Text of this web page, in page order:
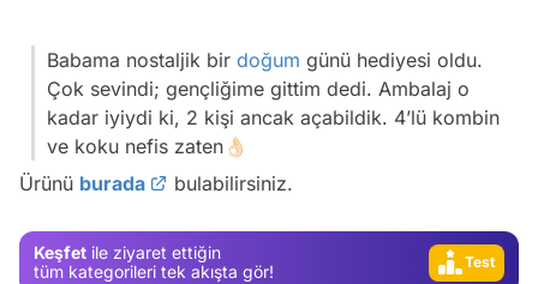
Babama nostaljik bir doğum günü hediyesi oldu.
Çok sevindi; gençliğime gittim dedi. Ambalaj o
kadar iyiydi ki, 2 kişi ancak açabildik. 4’lü kombin
ve koku nefis zaten👌🏻
Ürünü burada bulabilirsiniz.
Keşfet ile ziyaret ettiğin
tüm kategorileri tek akışta gör!
Gündem